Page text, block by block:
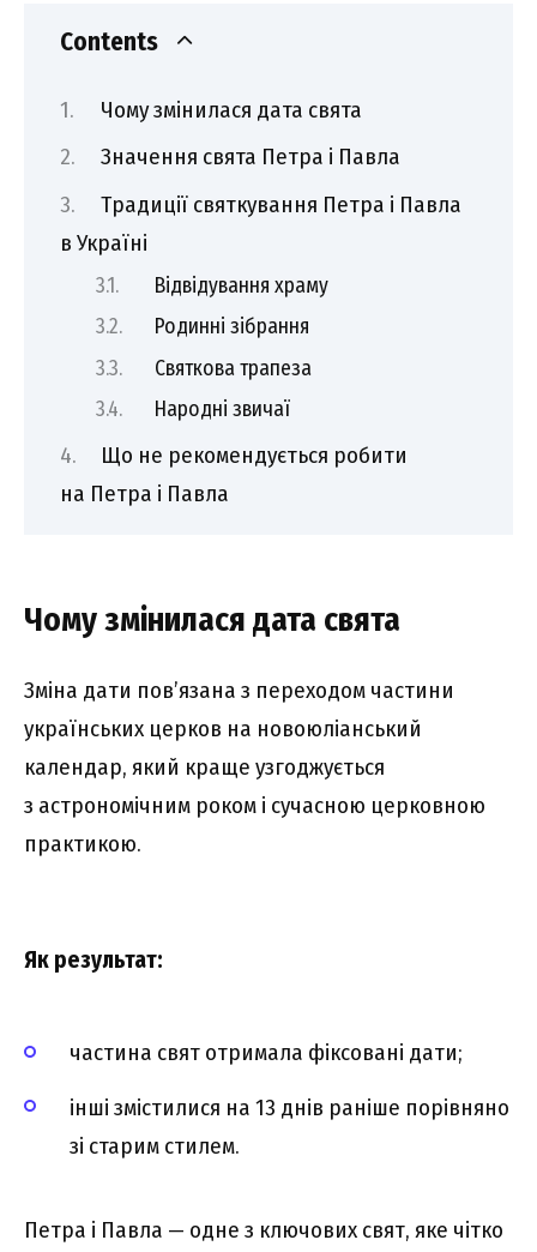
Contents
Чому змінилася дата свята
Значення свята Петра і Павла
Традиції святкування Петра і Павла
в Україні
Відвідування храму
Родинні зібрання
Святкова трапеза
Народні звичаї
Що не рекомендується робити
на Петра і Павла
Чому змінилася дата свята
Зміна дати пов’язана з переходом частини
українських церков на новоюліанський
календар, який краще узгоджується
з астрономічним роком і сучасною церковною
практикою.
Як результат:
частина свят отримала фіксовані дати;
інші змістилися на 13 днів раніше порівняно
зі старим стилем.
Петра і Павла — одне з ключових свят, яке чітко